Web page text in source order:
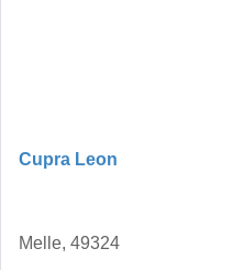
Cupra Leon
Melle, 49324